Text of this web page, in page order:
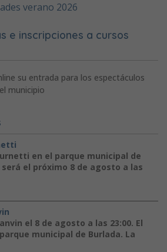
verano 2026
e inscripciones a cursos
su entrada para los espectáculos
municipio
en el parque municipal de
el próximo 8 de agosto a las
el 8 de agosto a las 23:00. El
municipal de Burlada. La